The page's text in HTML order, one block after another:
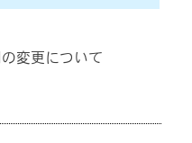
変更について